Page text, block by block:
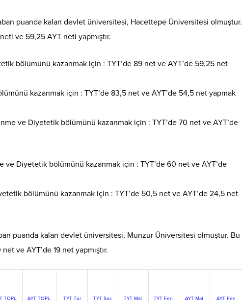
puanda kalan devlet üniversitesi, Hacettepe Üniversitesi olmuştur.
ve 59,25 AYT neti yapmıştır.
bölümünü kazanmak için : TYT’de 89 net ve AYT’de 59,25 net
kazanmak için : TYT’de 83,5 net ve AYT’de 54,5 net yapmak
ve Diyetetik bölümünü kazanmak için : TYT’de 70 net ve AYT’de
Diyetetik bölümünü kazanmak için : TYT’de 60 net ve AYT’de
bölümünü kazanmak için : TYT’de 50,5 net ve AYT’de 24,5 net
puanda kalan devlet üniversitesi, Munzur Üniversitesi olmuştur. Bu
ve AYT’de 19 net yapmıştır.
TOPL. AYT TOPL. TYT Tür TYT Sos TYT Mat TYT Fen AYT Mat AYT Fen